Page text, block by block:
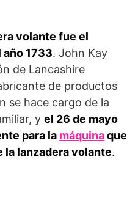
volante fue el
año 1733. John Kay
de Lancashire
de productos
se hace cargo de la
y el 26 de mayo
para la máquinaque
lanzadera volante.